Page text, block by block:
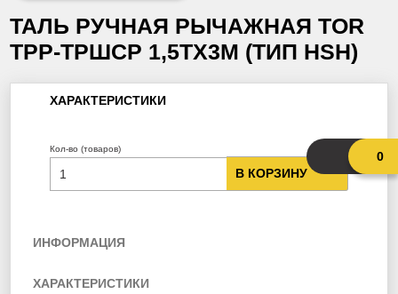
0
ТАЛЬ РУЧНАЯ РЫЧАЖНАЯ TOR
ТРР-ТРШСР 1,5ТХ3М (ТИП HSH)
ХАРАКТЕРИСТИКИ
Кол-во (товаров)
В КОРЗИНУ
ИНФОРМАЦИЯ
ХАРАКТЕРИСТИКИ